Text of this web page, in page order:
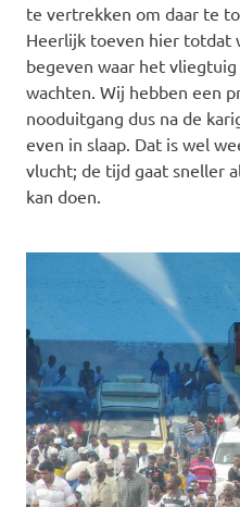
te vertrekken om daar te
Heerlijk toeven hier totdat
begeven waar het
wachten. Wij hebben een
nooduitgang dus na de
even in slaap. Dat is wel
vlucht; de tijd gaat sneller
kan doen.